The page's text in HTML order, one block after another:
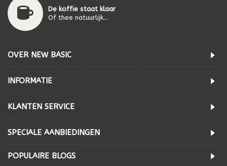
De koffie staat klaar
Of thee natuurlijk...
OVER NEW BASIC
INFORMATIE
KLANTEN SERVICE
SPECIALE AANBIEDINGEN
POPULAIRE BLOGS